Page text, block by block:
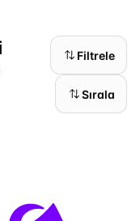
Filtrele
Sırala